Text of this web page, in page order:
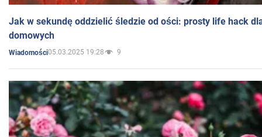
Jak w sekundę oddzielić śledzie od ości: prosty life hack
domowych
Wiadomości05.03.2025 19:28 9